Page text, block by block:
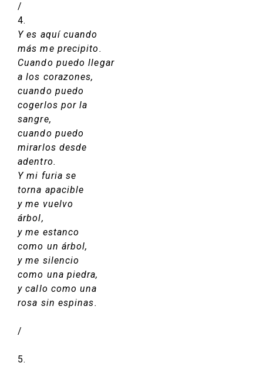
/
4.
Y es aquí cuando
más me precipito.
Cuando puedo llegar
a los corazones,
cuando puedo
cogerlos por la
sangre,
cuando puedo
mirarlos desde
adentro.
Y mi furia se
torna apacible
y me vuelvo
árbol,
y me estanco
como un árbol,
y me silencio
como una piedra,
y callo como una
rosa sin espinas.
/
5.